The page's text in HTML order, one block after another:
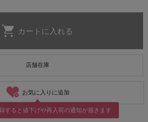
店舗在庫
お気に入りに追加
すると値下げや再入荷の通知が届きます